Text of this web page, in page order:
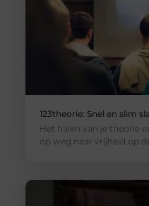
123theorie: Snel en slim
Het halen van je theorie
op weg naar vrijheid op